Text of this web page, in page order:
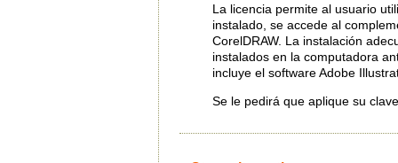
La licencia permite al usuario
instalado, se accede al
CorelDRAW. La instalación
instalados en la computadora
incluye el software Adobe
Se le pedirá que aplique su